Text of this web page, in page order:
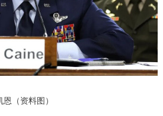
（资料图）